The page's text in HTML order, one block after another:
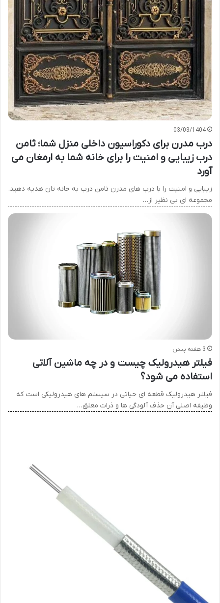
03/03/1404
درب مدرن برای دکوراسیون داخلی منزل شما؛ ثامن
درب زیبایی و امنیت را برای خانه شما به ارمغان می
آورد
زیبایی و امنیت را با درب های مدرن ثامن درب به خانه تان هدیه دهید.
مجموعه ای بی نظیر از…
3 هفته پیش
فیلتر هیدرولیک چیست و در چه ماشین آلاتی
استفاده می شود؟
فیلتر هیدرولیک قطعه ای حیاتی در سیستم های هیدرولیکی است که
وظیفه اصلی آن حذف آلودگی ها و ذرات معلق…